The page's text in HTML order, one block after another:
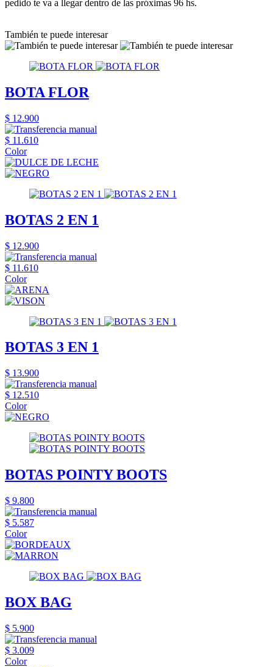
pedido te va a llegar dentro de las próximas 96 hs.
También te puede interesar
BOTA FLOR
$ 12.900
$ 11.610
Color
BOTAS 2 EN 1
$ 12.900
$ 11.610
Color
BOTAS 3 EN 1
$ 13.900
$ 12.510
Color
BOTAS POINTY BOOTS
$ 9.800
$ 5.587
Color
BOX BAG
$ 5.900
$ 3.009
Color